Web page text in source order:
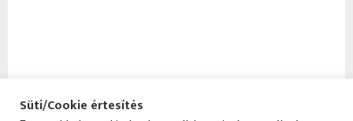
Süti/Cookie értesítés